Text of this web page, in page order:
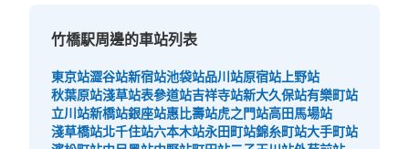
竹橋駅周邊的車站列表
東京站澀谷站新宿站池袋站品川站原宿站 上野站
秋葉原站淺草站表參道站吉祥寺站新大久保站有樂町站
立川站新橋站銀座站惠比壽站虎之門站高田馬場站
淺草橋站北千住站六本木站永田町站錦糸町站大手町站